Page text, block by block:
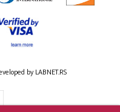
by LABNET.RS